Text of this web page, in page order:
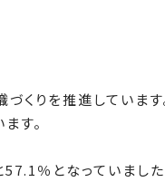
くりを推進しています
す。
％となっていました